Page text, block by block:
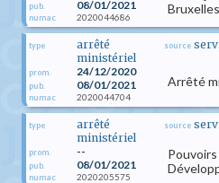
pub. 08/01/2021
numac 2020044686
type
arrêté
ministériel
prom. 24/12/2020
pub. 08/01/2021
numac 2020044704
source
Arrêté
type
arrêté
ministériel
prom. --
pub. 08/01/2021
numac 2020205575
source